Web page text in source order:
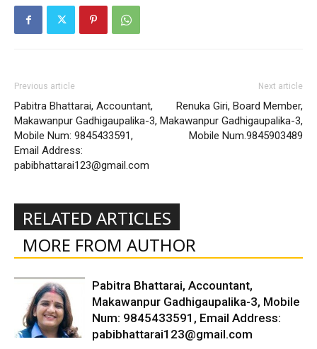
Previous article
Pabitra Bhattarai, Accountant,
Makawanpur Gadhigaupalika-3,
Mobile Num: 9845433591,
Email Address:
pabibhattarai123@gmail.com
Next article
Renuka Giri, Board Member,
Makawanpur Gadhigaupalika-3,
Mobile Num.9845903489
RELATED ARTICLES
MORE FROM AUTHOR
Pabitra Bhattarai, Accountant,
Makawanpur Gadhigaupalika-3, Mobile
Num: 9845433591, Email Address:
pabibhattarai123@gmail.com